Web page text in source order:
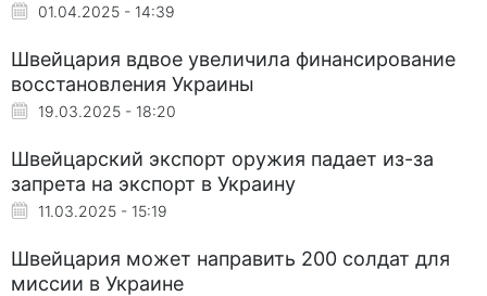
01.04.2025 - 14:39
Швейцария вдвое увеличила финансирование
восстановления Украины
19.03.2025 - 18:20
Швейцарский экспорт оружия падает из-за
запрета на экспорт в Украину
11.03.2025 - 15:19
Швейцария может направить 200 солдат для
миссии в Украине